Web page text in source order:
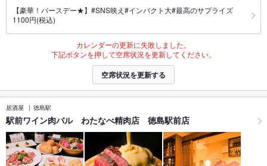
【豪華！バースデー★】#SNS映え#インパクト大#最高のサプライズ
1100円(税込)
カレンダーの更新に失敗しました。
下記ボタンを押して空席状況を更新してください。
空席状況を更新する
居酒屋 徳島駅
駅前ワイン肉バル わたなべ精肉店 徳島駅前店